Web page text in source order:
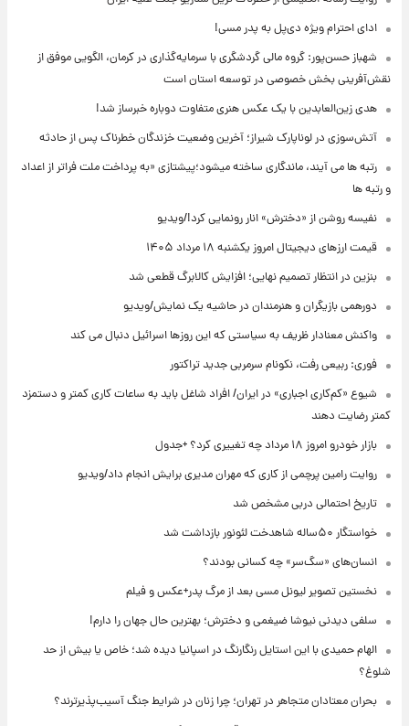
ادای احترام ویژه دی‌پل به پدر مسی!
شهباز حسن‌پور: گروه مالی گردشگری با سرمایه‌گذاری در کرمان، الگویی موفق از
نقش‌آفرینی بخش خصوصی در توسعه استان است
هدی زین‌العابدین با یک عکس هنری متفاوت دوباره خبرساز شد!
آتش‌سوزی در لوناپارک شیراز؛ آخرین وضعیت خزندگان خطرناک پس از حادثه
رتبه ها می آیند، ماندگاری ساخته میشود؛پیشتازی «به پرداخت ملت فراتر از اعداد
و رتبه ها
نفیسه روشن از «دخترش» انار رونمایی کرد!/ویدیو
قیمت ارزهای دیجیتال امروز یکشنبه ۱۸ مرداد ۱۴۰۵
بنزین در انتظار تصمیم نهایی؛ افزایش کالابرگ قطعی شد
دورهمی بازیگران و هنرمندان در حاشیه یک نمایش/ویدیو
واکنش معنادار ظریف به سیاستی که این روزها اسرائیل دنبال می کند
فوری: ربیعی رفت، نکونام سرمربی جدید تراکتور
شیوع «کم‌کاری اجباری» در ایران/ افراد شاغل باید به ساعات کاری کمتر و دستمزد
کمتر رضایت دهند
بازار خودرو امروز ۱۸ مرداد چه تغییری کرد؟ +جدول
روایت رامین پرچمی از کاری که مهران مدیری برایش انجام داد/ویدیو
تاریخ احتمالی دربی مشخص شد
خواستگار ۵۰ساله شاهدخت لئونور بازداشت شد
انسان‌های «سگ‌سر» چه کسانی بودند؟
نخستین تصویر لیونل مسی بعد از مرگ پدر+عکس و فیلم
سلفی دیدنی نیوشا ضیغمی و دخترش؛ بهترین حال جهان را دارم!
الهام حمیدی با این استایل رنگارنگ در اسپانیا دیده شد؛ خاص یا بیش از حد
شلوغ؟
بحران معتادان متجاهر در تهران؛ چرا زنان در شرایط جنگ آسیب‌پذیرترند؟